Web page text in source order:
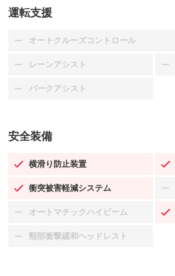
運転支援
オートクルーズコントロール
：装備なし
レーンアシスト
：装備なし
パークアシスト
：装備なし
安全装備
横滑り防止装置
：装備あり
衝突被害軽減システム
：装備あり
オートマチックハイビーム
：装備なし
頸部衝撃緩和ヘッドレスト
：装備なし